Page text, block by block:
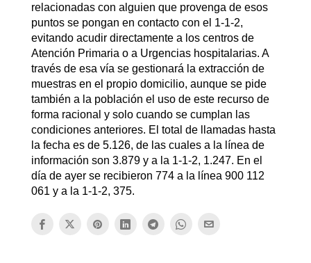
relacionadas con alguien que provenga de esos
puntos se pongan en contacto con el 1-1-2,
evitando acudir directamente a los centros de
Atención Primaria o a Urgencias hospitalarias. A
través de esa vía se gestionará la extracción de
muestras en el propio domicilio, aunque se pide
también a la población el uso de este recurso de
forma racional y solo cuando se cumplan las
condiciones anteriores. El total de llamadas hasta
la fecha es de 5.126, de las cuales a la línea de
información son 3.879 y a la 1-1-2, 1.247. En el
día de ayer se recibieron 774 a la línea 900 112
061 y a la 1-1-2, 375.